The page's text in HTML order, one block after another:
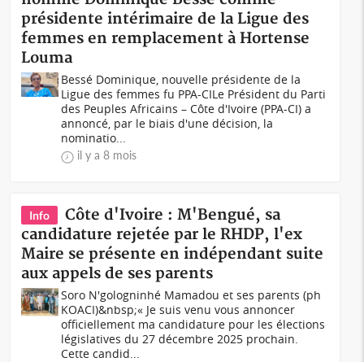
présidente intérimaire de la Ligue des
femmes en remplacement à Hortense
Louma
Bessé Dominique, nouvelle présidente de la
Ligue des femmes fu PPA-CILe Président du Parti
des Peuples Africains – Côte d'Ivoire (PPA-CI) a
annoncé, par le biais d'une décision, la
nominatio...
il y a 8 mois
Info
Côte d'Ivoire : M'Bengué, sa
candidature rejetée par le RHDP, l'ex
Maire se présente en indépendant suite
aux appels de ses parents
Soro N'gologninhé Mamadou et ses parents (ph
KOACI)&nbsp;« Je suis venu vous annoncer
officiellement ma candidature pour les élections
législatives du 27 décembre 2025 prochain.
Cette candid...